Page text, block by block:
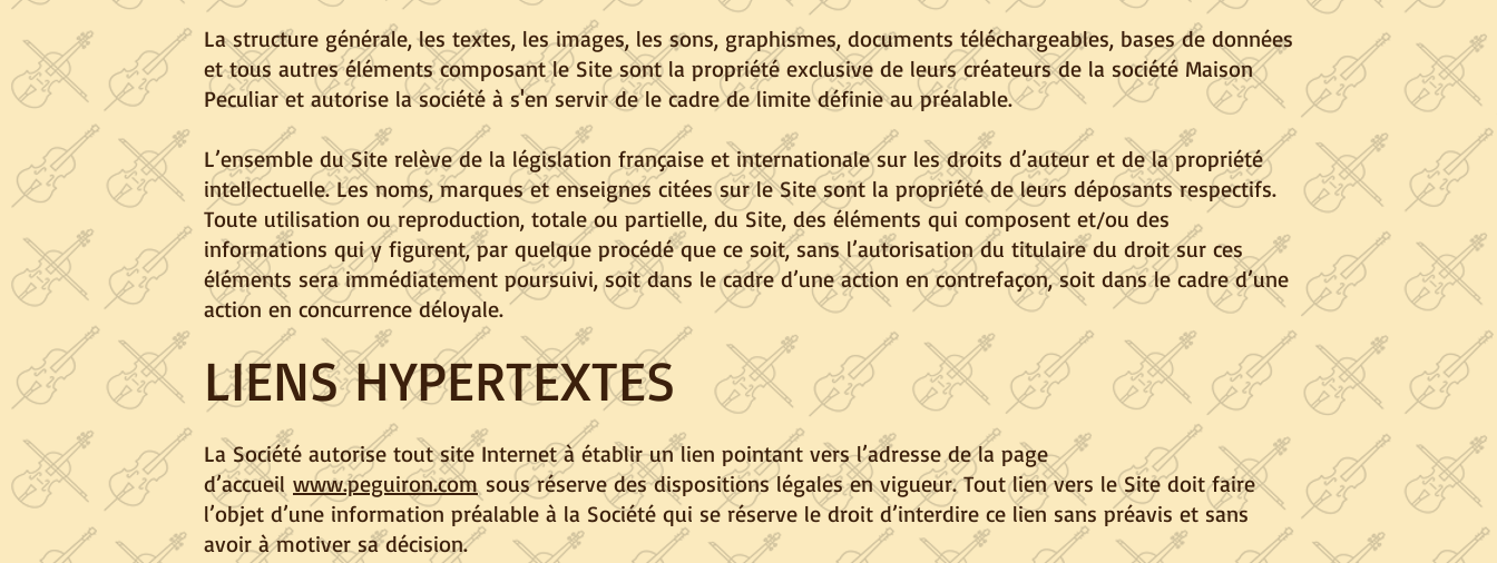
La structure générale, les textes, les images, les sons, graphismes, documents téléchargeables, bases de données
et tous autres éléments composant le Site sont la propriété exclusive de leurs créateurs de la société Maison
Peculiar et autorise la société à s'en servir de le cadre de limite définie au préalable.
L’ensemble du Site relève de la législation française et internationale sur les droits d’auteur et de la propriété
intellectuelle. Les noms, marques et enseignes citées sur le Site sont la propriété de leurs déposants respectifs.
Toute utilisation ou reproduction, totale ou partielle, du Site, des éléments qui composent et/ou des
informations qui y figurent, par quelque procédé que ce soit, sans l’autorisation du titulaire du droit sur ces
éléments sera immédiatement poursuivi, soit dans le cadre d’une action en contrefaçon, soit dans le cadre d’une
action en concurrence déloyale.
LIENS HYPERTEXTES
La Société autorise tout site Internet à établir un lien pointant vers l’adresse de la page
d’accueil www.peguiron.comsous réserve des dispositions légales en vigueur. Tout lien vers le Site doit faire
l’objet d’une information préalable à la Société qui se réserve le droit d’interdire ce lien sans préavis et sans
avoir à motiver sa décision.